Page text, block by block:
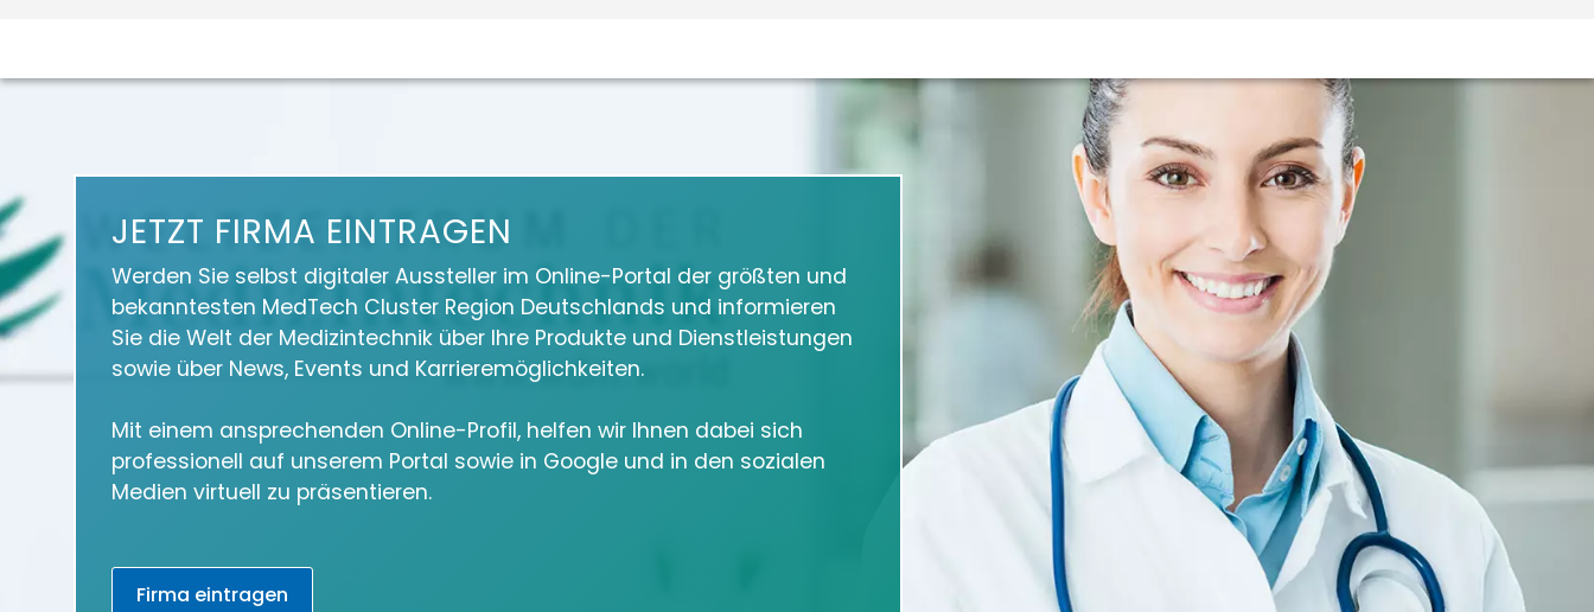
JETZT FIRMA EINTRAGEN
Werden Sie selbst digitaler Aussteller im Online-Portal der größten und
bekanntesten MedTech Cluster Region Deutschlands und informieren
Sie die Welt der Medizintechnik über Ihre Produkte und Dienstleistungen
sowie über News, Events und Karrieremöglichkeiten.
Mit einem ansprechenden Online-Profil, helfen wir Ihnen dabei sich
professionell auf unserem Portal sowie in Google und in den sozialen
Medien virtuell zu präsentieren.
Firma eintragen